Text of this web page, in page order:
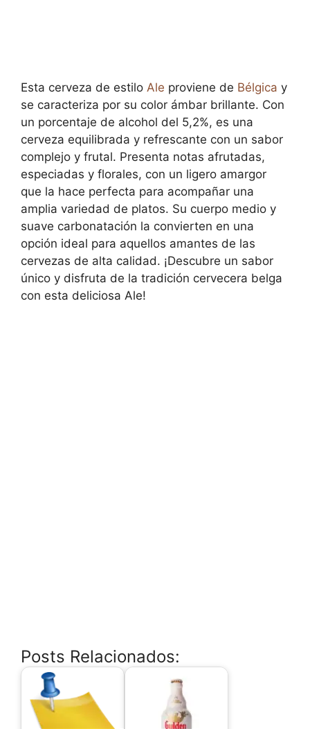
Esta cerveza de estilo Ale proviene de Bélgica y
se caracteriza por su color ámbar brillante. Con
un porcentaje de alcohol del 5,2%, es una
cerveza equilibrada y refrescante con un sabor
complejo y frutal. Presenta notas afrutadas,
especiadas y florales, con un ligero amargor
que la hace perfecta para acompañar una
amplia variedad de platos. Su cuerpo medio y
suave carbonatación la convierten en una
opción ideal para aquellos amantes de las
cervezas de alta calidad. ¡Descubre un sabor
único y disfruta de la tradición cervecera belga
con esta deliciosa Ale!
Posts Relacionados: